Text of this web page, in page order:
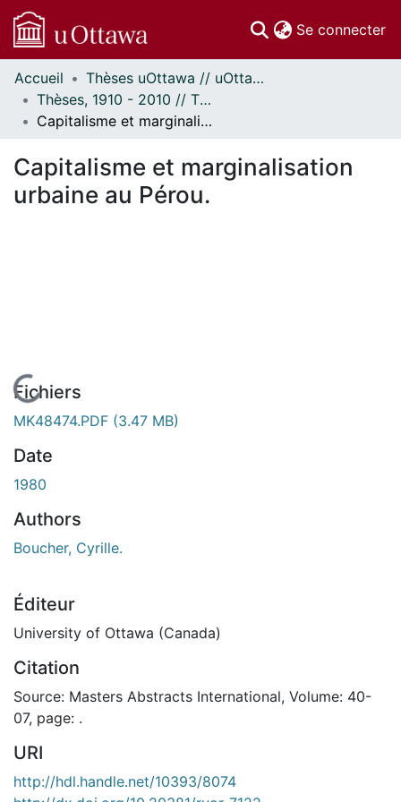
Se connecter
Communautés
et collections
Parcourir
À propos
Accueil
Thèses uOttawa // uOttawa Theses
Thèses, 1910 - 2010 // Theses, 1910 - 2010
Capitalisme et marginalisation urbaine au Pérou.
Capitalisme et marginalisation
urbaine au Pérou.
En cours de chargement...
Fichiers
MK48474.PDF (3.47 MB)
Date
1980
Authors
Boucher, Cyrille.
Éditeur
University of Ottawa (Canada)
Citation
Source: Masters Abstracts International, Volume: 40-
07, page: .
URI
http://hdl.handle.net/10393/8074